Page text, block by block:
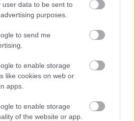
user data to be sent to
purposes.
to send me
to enable storage
like cookies on web or
apps.
to enable storage
of the website or app.
vonalakhoz –
Pentel Pointliner
22.